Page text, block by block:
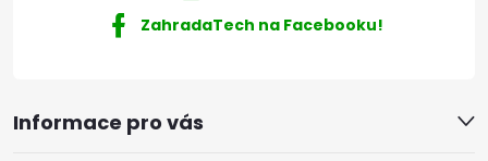
Informace pro vás
ZahradaTech na Facebooku!